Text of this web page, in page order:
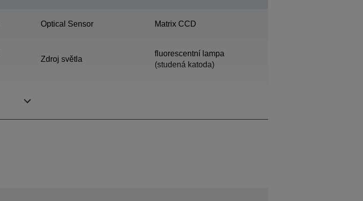
Optical Sensor Matrix CCD
Zdroj světla
fluorescentní lampa
(studená katoda)